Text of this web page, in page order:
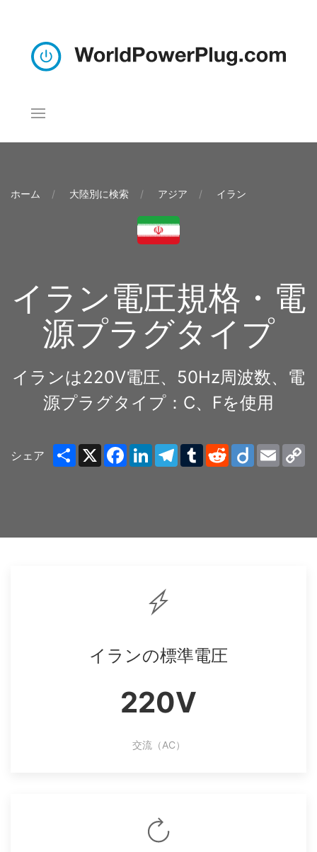
ホーム 大陸別に検索 アジア イラン
イラン電圧規格・電
源プラグタイプ
イランは220V電圧、50Hz周波数、電
源プラグタイプ：C、Fを使用
シェア ShareX Facebook
LinkedInTelegram
TumblrRedditDiigo Email
イランの標準電圧
220V
交流（AC）